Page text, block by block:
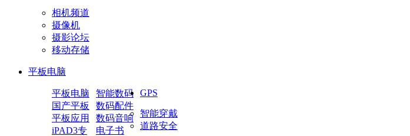
相机频道
摄像机
摄影论坛
移动存储
平板电脑
平板电脑
智能数码
国产平板
数码配件
平板应用
数码音响
iPAD3专
电子书
GPS
智能穿戴
道路安全